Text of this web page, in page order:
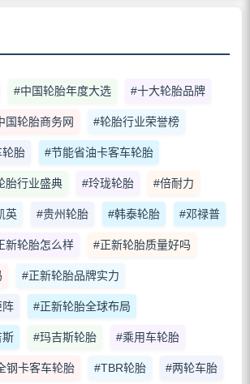
#中国轮胎年度大选 #十大轮胎品牌
国轮胎商务网 #轮胎行业荣誉榜
轮胎 #节能省油卡客车轮胎
胎行业盛典 #玲珑轮胎 #倍耐力
英 #贵州轮胎 #韩泰轮胎 #邓禄普
新轮胎怎么样 #正新轮胎质量好吗
#正新轮胎品牌实力
阵 #正新轮胎全球布局
斯 #玛吉斯轮胎 #乘用车轮胎
钢卡客车轮胎 #TBR轮胎 #两轮车胎